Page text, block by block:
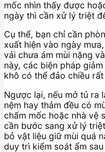
mốc nhìn thấy được
ngày thì cần xử lý triệt
Cụ thể, bạn chỉ cần
xuất hiện vào ngày
vải chưa ám mùi nặng
này, các biện pháp
khô có thể đảo chiều
Ngược lại, nếu mở tủ ra
nệm hay thảm đều có
chấm mốc hoặc nhà vệ
cần bước sang xử lý
bỏ vật liệu giữ mùi quá
duy trì kiểm soát ẩm